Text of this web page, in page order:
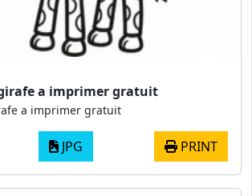
a imprimer gratuit
a imprimer gratuit
JPG PRINT